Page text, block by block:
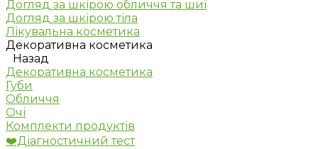
Догляд за шкірою обличчя та шиї
Догляд за шкірою тіла
Лікувальна косметика
Декоративна косметика
Назад
Декоративна косметика
Губи
Обличчя
Очі
Комплекти продуктів
❤️Діагностичний тест